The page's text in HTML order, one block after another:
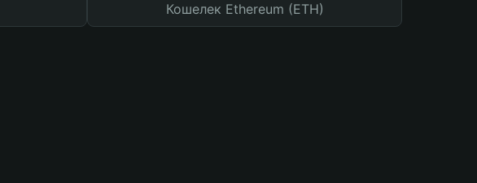
Кошелек Ethereum (ETH)